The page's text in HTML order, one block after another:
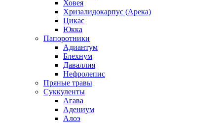
Ховея
Хризалидокарпус (Арека)
Цикас
Юкка
Папоротники
Адиантум
Блехнум
Даваллия
Нефролепис
Пряные травы
Суккуленты
Агава
Адениум
Алоэ